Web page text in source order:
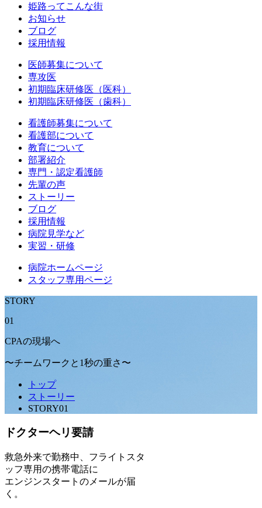
姫路ってこんな街
お知らせ
ブログ
採用情報
医師募集について
専攻医
初期臨床研修医（医科）
初期臨床研修医（歯科）
看護師募集について
看護部について
教育について
部署紹介
専門・認定看護師
先輩の声
ストーリー
ブログ
採用情報
病院見学など
実習・研修
病院ホームページ
スタッフ専用ページ
STORY
01
CPAの現場へ
〜チームワークと1秒の重さ〜
トップ
ストーリー
STORY01
ドクターヘリ要請
救急外来で勤務中、フライトスタ
ッフ専用の携帯電話に
エンジンスタートのメールが届
く。